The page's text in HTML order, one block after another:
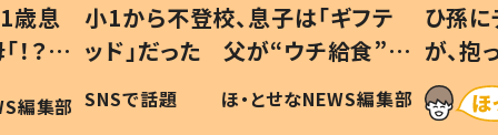
歳息
？」
編集部
小1から不登校、息子は「ギフテ
ッド」だった 父が“ウチ給食”を
作り続ける理由とは #令和の親
#令和の子
SNSで話題 ほ・とせなNEWS編集部
ひ孫
が、
「涙が
い」